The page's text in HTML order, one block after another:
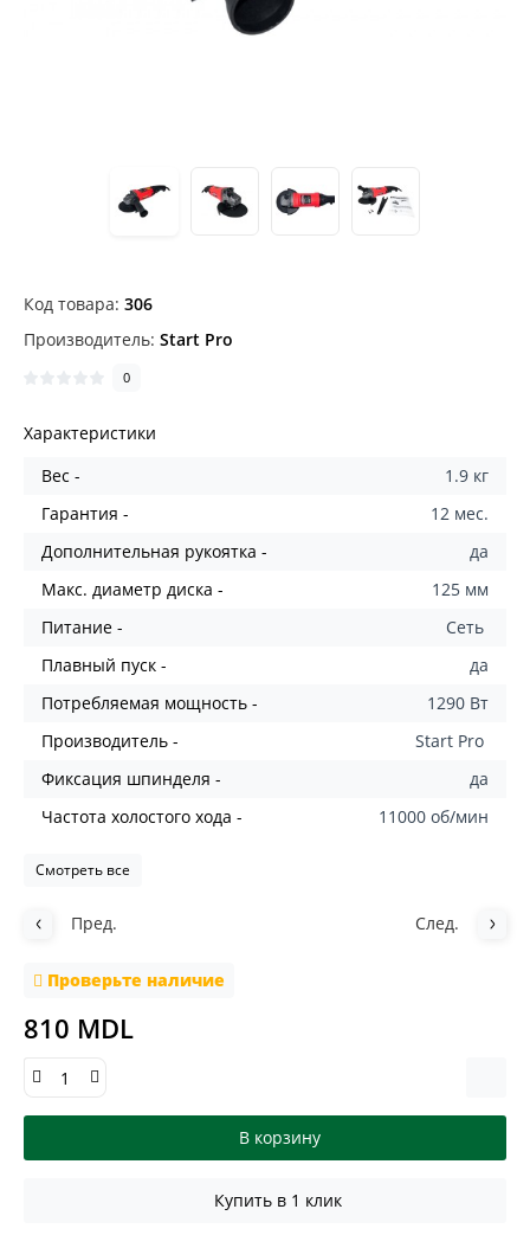
Код товара: 306
Производитель: Start Pro
0
Характеристики
Вес -
1.9 кг
Гарантия -
12 мес.
Дополнительная рукоятка -
да
Макс. диаметр диска -
125 мм
Питание -
Сеть
Плавный пуск -
да
Потребляемая мощность -
1290 Вт
Производитель -
Start Pro
Фиксация шпинделя -
да
Частота холостого хода -
11000 об/мин
Смотреть все
Пред. След.
Проверьте наличие
810 MDL
В корзину
Купить в 1 клик